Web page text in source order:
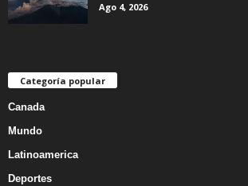
Ago 4, 2026
Categoría popular
Canada
Mundo
Latinoamerica
Deportes